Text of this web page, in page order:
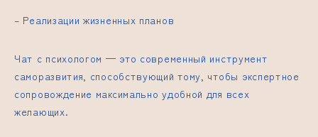
– Реализации жизненных планов
Чат с психологом — это современный инструмент
саморазвития, способствующий тому, чтобы экспертное
сопровождение максимально удобной для всех
желающих.